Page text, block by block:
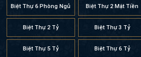
Biệt Thự 6 Phòng Ngủ Biệt Thự 2 Mặt Tiền
Biệt Thự 2 Tỷ Biệt Thự 3 Tỷ
Biệt Thự 5 Tỷ Biệt Thự 6 Tỷ